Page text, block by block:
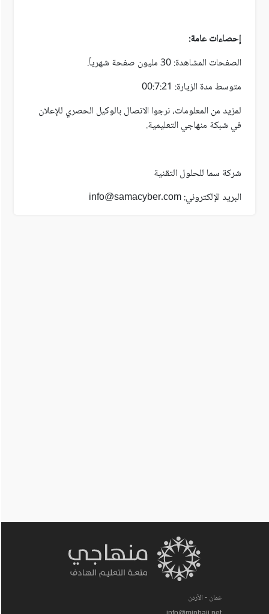
إحصاءات عامة:
الصفحات المشاهدة: 30 مليون صفحة شهرياً.
متوسط مدة الزيارة: 00:7:21
لمزيد من المعلومات، نرجوا الاتصال بالوكيل الحصري للإعلان
في شبكة منهاجي التعليمية.
شركة سما للحلول التقنية
البريد الإلكتروني: info@samacyber.com
عمان - الأردن